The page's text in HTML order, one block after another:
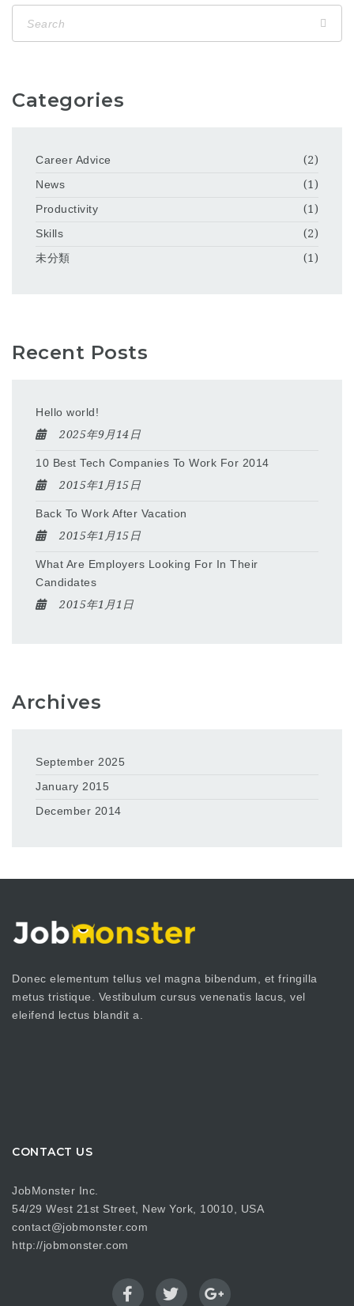
Categories
Career Advice
(2)
News
(1)
Productivity
(1)
Skills
(2)
未分類
(1)
Recent Posts
Hello world!
2025年9月14日
10 Best Tech Companies To Work For 2014
2015年1月15日
Back To Work After Vacation
2015年1月15日
What Are Employers Looking For In Their
Candidates
2015年1月1日
Archives
September 2025
January 2015
December 2014
Donec elementum tellus vel magna bibendum, et fringilla
metus tristique. Vestibulum cursus venenatis lacus, vel
eleifend lectus blandit a.
CONTACT US
JobMonster Inc.
54/29 West 21st Street, New York, 10010, USA
contact@jobmonster.com
http://jobmonster.com